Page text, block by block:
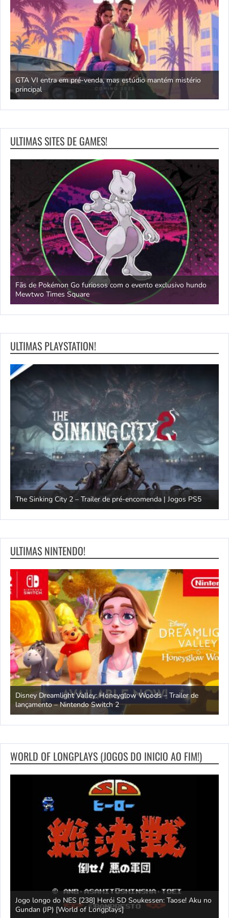
GTA VI entra em pré-venda, mas estúdio mantém mistério
principal
ULTIMAS SITES DE GAMES!
Fãs de Pokémon Go furiosos com o evento exclusivo hundo
Mewtwo Times Square
ULTIMAS PLAYSTATION!
The Sinking City 2 – Trailer de pré-encomenda | Jogos PS5
ULTIMAS NINTENDO!
Disney Dreamlight Valley: Honeyglow Woods – Trailer de
lançamento – Nintendo Switch 2
WORLD OF LONGPLAYS (JOGOS DO INICIO AO FIM!)
Jogo longo do NES [238] Herói SD Soukessen: Taose! Aku no
Gundan (JP) [World of Longplays]